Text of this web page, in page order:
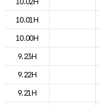
10.01H
10.00H
9.23H
9.22H
9.21H